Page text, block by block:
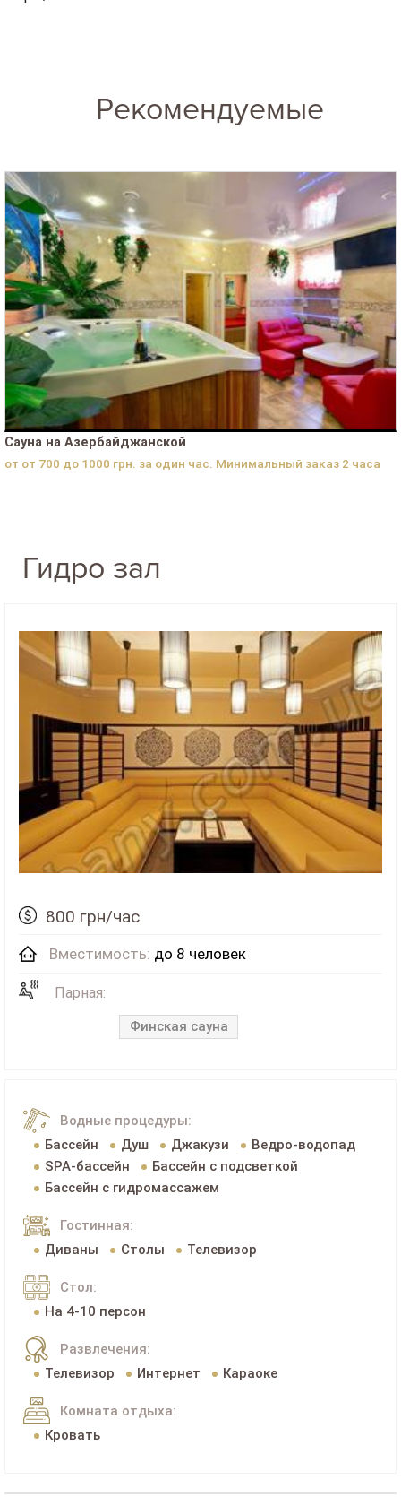
Рекомендуемые
Сауна на Азербайджанской
от от 700 до 1000 грн. за один час. Минимальный заказ 2 часа
Гидро зал
800 грн/час
Вместимость: до 8 человек
Парная:
Финская сауна
Водные процедуры:
Бассейн
Душ Джакузи
Ведро-водопад
SPA-бассейн
Бассейн с подсветкой
Бассейн с гидромассажем
Гостинная:
Диваны
Столы Телевизор
Стол:
На 4-10 персон
Развлечения:
Телевизор
Интернет Караоке
Комната отдыха:
Кровать